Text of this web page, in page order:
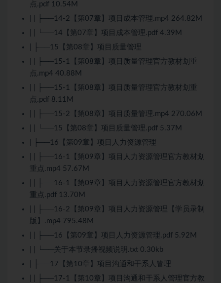
点.pdf 10.54M
| | ├──14-2【第07章】项目成本管理.mp4 264.82M
| | └──14【第07章】项目成本管理.pdf 4.39M
| ├──15【第08章】项目质量管理
| | ├──15-1【第08章】项目质量管理官方教材划重
点.mp4 40.88M
| | ├──15-1【第08章】项目质量管理官方教材划重
点.pdf 8.11M
| | ├──15-2【第08章】项目质量管理.mp4 270.06M
| | └──15【第08章】项目质量管理.pdf 5.37M
| ├──16【第09章】项目人力资源管理
| | ├──16-1【第09章】项目人力资源管理官方教材划
重点.mp4 57.67M
| | ├──16-1【第09章】项目人力资源管理官方教材划
重点.pdf 13.70M
| | ├──16-2【第09章】项目人力资源管理【学员录制
版】.mp4 795.48M
| | ├──16【第09章】项目人力资源管理.pdf 5.92M
| | └──关于本节录播视频说明.txt 0.30kb
| ├──17【第10章】项目沟通和干系人管理
| | ├──17-1【第10章】项目沟通和干系人管理官方教